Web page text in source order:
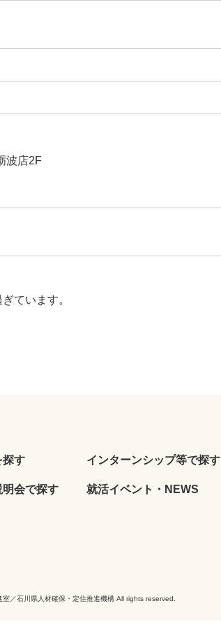
波店2F
ています。
探す
明会で探す
インターンシップ等で探す
就活イベント・NEWS
／石川県人材確保・定住推進機構 All rights reserved.